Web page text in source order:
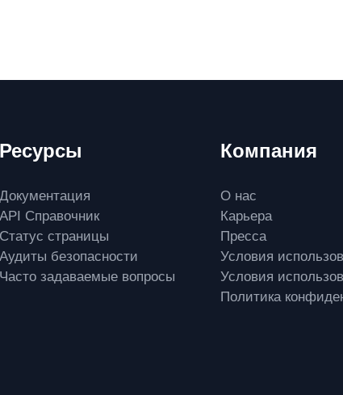
Ресурсы
Документация
API Справочник
Статус страницы
Аудиты безопасности
Часто задаваемые вопросы
Компания
О нас
Карьера
Пресса
Условия
Условия
Политика